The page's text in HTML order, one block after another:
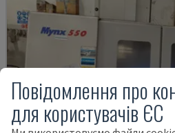
Повідомлення про
для користувачів ЄС